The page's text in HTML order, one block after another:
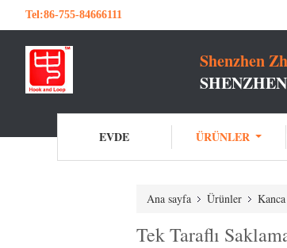
Tel:86-755-84666111
Shenzhen
EVDE ÜRÜNLER
Ana sayfa Ürünler
Tek Taraflı